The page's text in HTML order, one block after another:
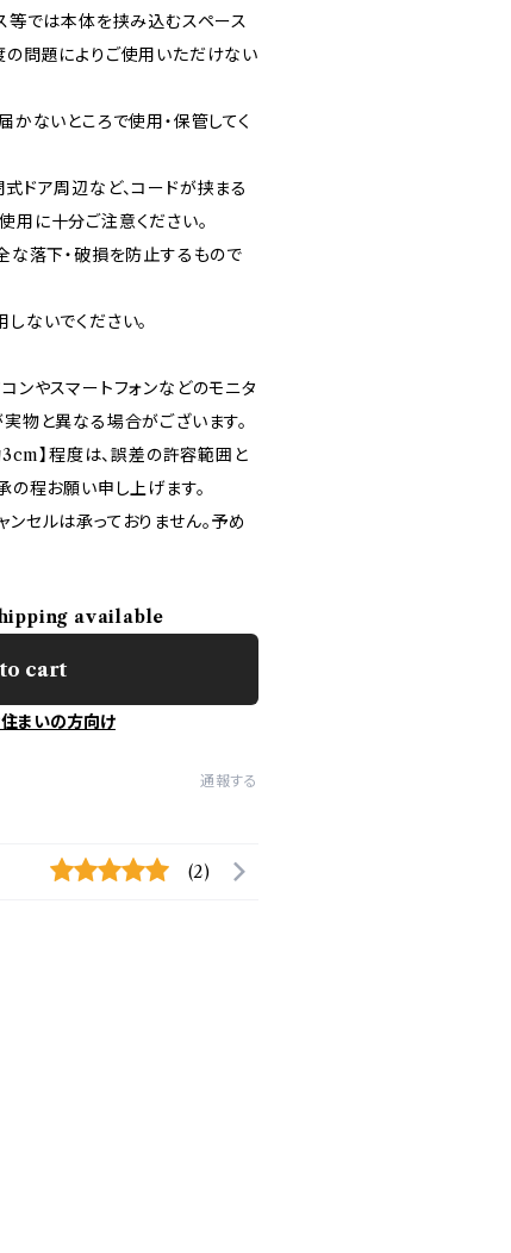
等では本体を挟み込むスペース
問題によりご使用いただけない
かないところで使用・保管してく
ドア周辺など、コードが挟まる
に十分ご注意ください。
な落下・破損を防止するもので
ないでください。
ンやスマートフォンなどのモニタ
物と異なる場合がございます。
】程度は、誤差の許容範囲と
の程お願い申し上げます。
セルは承っておりません。予め
available
cart
まいの方向け
通報する
(2)